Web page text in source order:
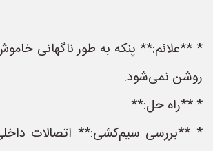
* **علائم:** پنکه به طور ناگهانی
روشن نمی‌شود.
* **راه حل:**
* **بررسی سیم‌کشی:** اتصالات داخلی